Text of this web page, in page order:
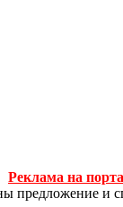
Реклама на
предложение и